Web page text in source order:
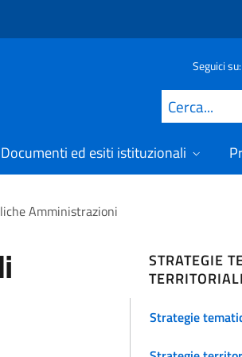
Seguici su:
Cerca
Documenti ed esiti istituzionali
Amministrazioni
STRATEGIE
TERRITORIALI
Strategie